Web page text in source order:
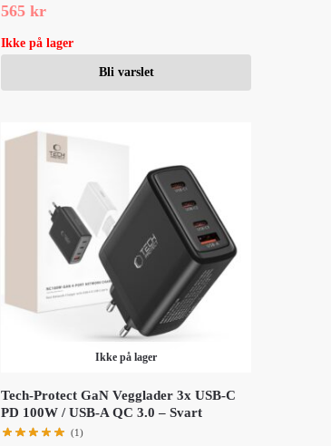
565kr
Ikke på lager
Bli varslet
Ikke på lager
Tech-Protect GaN Vegglader 3x USB-C
PD 100W / USB-A QC 3.0 – Svart
(1)